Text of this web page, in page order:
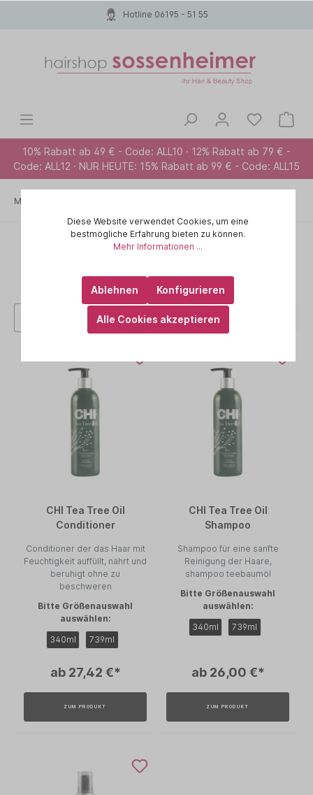
Hotline 06195 - 51 55
10% Rabatt ab 49 € - Code: ALL10 · 12% Rabatt ab 79 € -
Code: ALL12 · NUR HEUTE: 15% Rabatt ab 99 € - Code: ALL15
Marken A-Z
CHI Tea Tree Oil
Conditioner
Conditioner der das Haar mit
Feuchtigkeit auffüllt, nährt und
beruhigt ohne zu
beschweren
Bitte Größenauswahl
auswählen:
340ml
739ml
ab 27,42 €*
ZUM PRODUKT
CHI Tea Tree Oil
Shampoo
Shampoo für eine sanfte
Reinigung der Haare,
shampoo teebaumöl
Bitte Größenauswahl
auswählen:
340ml
739ml
ab 26,00 €*
ZUM PRODUKT
Diese Website verwendet Cookies, um eine
bestmögliche Erfahrung bieten zu können.
Mehr Informationen ...
Ablehnen Konfigurieren
Alle Cookies akzeptieren